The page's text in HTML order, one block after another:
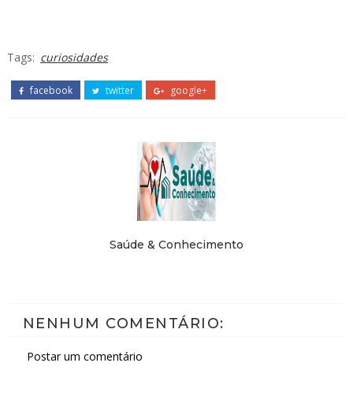
Tags: curiosidades
facebook twitter google+
Saúde & Conhecimento
NENHUM COMENTÁRIO:
Postar um comentário